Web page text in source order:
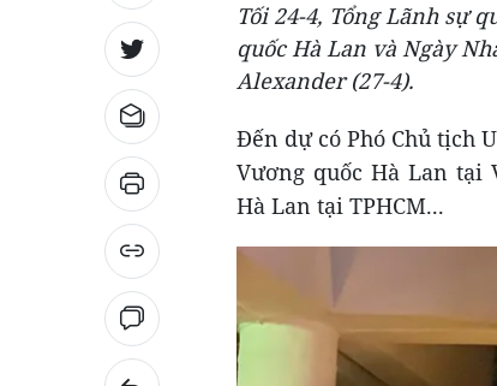
Tối 24-4, Tổng Lãnh sự
quốc Hà Lan và Ngày
Alexander (27-4).
Đến dự có Phó Chủ tịch
Vương quốc Hà Lan tại
Hà Lan tại TPHCM...